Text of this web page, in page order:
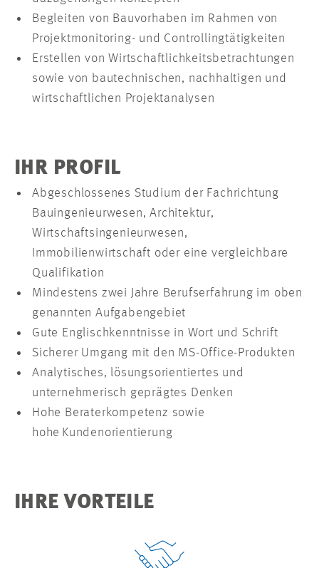
Begleiten von Bauvorhaben im Rahmen von
Projektmonitoring- und Controllingtätigkeiten
Erstellen von Wirtschaftlichkeitsbetrachtungen
sowie von bautechnischen, nachhaltigen und
wirtschaftlichen Projektanalysen
IHR PROFIL
Abgeschlossenes Studium der Fachrichtung
Bauingenieurwesen, Architektur,
Wirtschaftsingenieurwesen,
Immobilienwirtschaft oder eine vergleichbare
Qualifikation
Mindestens zwei Jahre Berufserfahrung im oben
genannten Aufgabengebiet
Gute Englischkenntnisse in Wort und Schrift
Sicherer Umgang mit den MS-Office-Produkten
Analytisches, lösungsorientiertes und
unternehmerisch geprägtes Denken
Hohe Beraterkompetenz sowie
hohe Kundenorientierung
IHRE VORTEILE